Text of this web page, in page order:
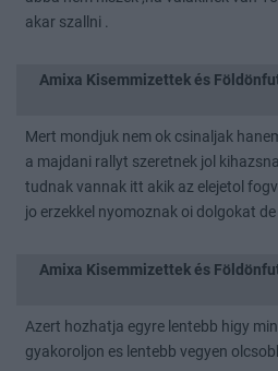
akar szallni .
Amixa Kisemmizettek és
Mert mondjuk nem ok csinaljak
a majdani rallyt szeretnek jol
tudnak vannak itt akik az elejetol
jo erzekkel nyomoznak oi dolgokat
Amixa Kisemmizettek és
Azert hozhatja egyre lentebb higy
gyakoroljon es lentebb vegyen